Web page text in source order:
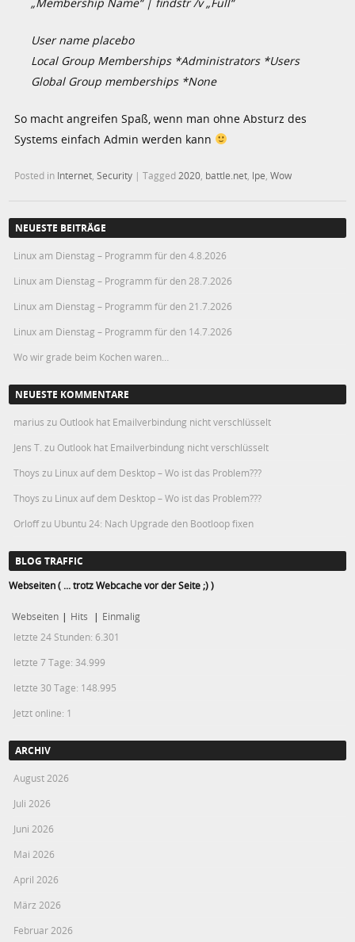
User name placebo
Local Group Memberships *Administrators *Users
Global Group memberships *None
So macht angreifen Spaß, wenn man ohne Absturz des
Systems einfach Admin werden kann
Posted in Internet ,Security |Tagged 2020 battle.net lpe ,Wow
NEUESTE BEITRÄGE
Linux am Dienstag – Programm für den 4.8.2026
Linux am Dienstag – Programm für den 28.7.2026
Linux am Dienstag – Programm für den 21.7.2026
Linux am Dienstag – Programm für den 14.7.2026
Wo wir grade beim Kochen waren…
NEUESTE KOMMENTARE
marius zu Outlook hat Emailverbindung nicht verschlüsselt
Jens T. zu Outlook hat Emailverbindung nicht verschlüsselt
Thoys zu Linux auf dem Desktop – Wo ist das Problem???
Thoys zu Linux auf dem Desktop – Wo ist das Problem???
Orloffzu Ubuntu 24: Nach Upgrade den Bootloop fixen
BLOG TRAFFIC
Webseiten ( ... trotz Webcache vor der Seite ;) )
Webseiten | Hits | Einmalig
letzte 24 Stunden:6.301
letzte 7 Tage: 34.999
letzte 30 Tage: 148.995
Jetzt online: 1
ARCHIV
August 2026
Juli 2026
Juni 2026
Mai 2026
April 2026
März 2026
Februar 2026